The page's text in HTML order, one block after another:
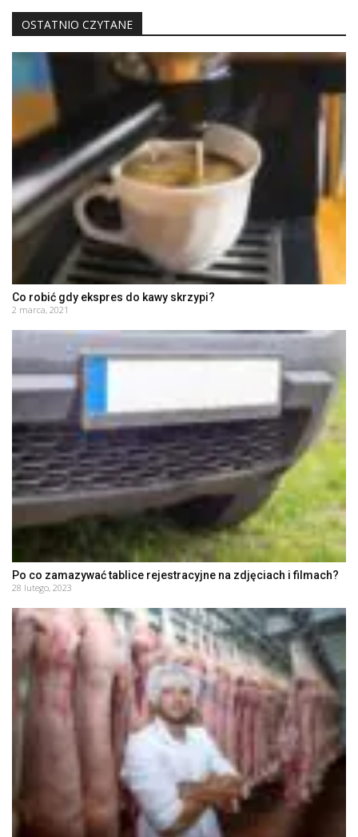
OSTATNIO CZYTANE
Co robić gdy ekspres do kawy skrzypi?
2 marca, 2021
Po co zamazywać tablice rejestracyjne na zdjęciach i filmach?
28 lutego, 2023